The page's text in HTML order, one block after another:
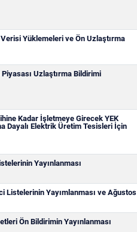
Yüklemeleri ve Ön Uzlaştırma
Uzlaştırma Bildirimi
Kadar İşletmeye Girecek YEK
Dayalı Elektrik Üretim Tesisleri İçin
Yayınlanması
Listelerinin Yayımlanması ve Ağustos
Ön Bildirimin Yayınlanması